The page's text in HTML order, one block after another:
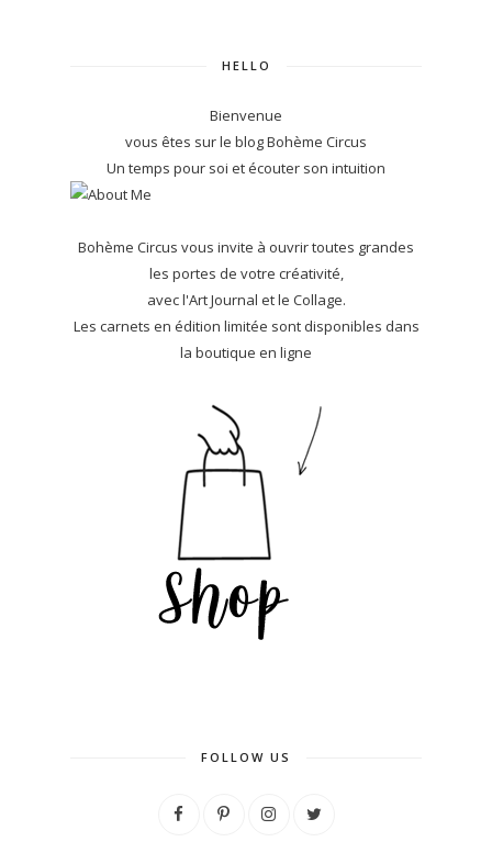
HELLO
Bienvenue
vous êtes sur le blog Bohème Circus
Un temps pour soi et écouter son intuition
Bohème Circus vous invite à ouvrir toutes grandes
les portes de votre créativité,
avec l'Art Journal et le Collage.
Les carnets en édition limitée sont disponibles dans
la boutique en ligne
FOLLOW US